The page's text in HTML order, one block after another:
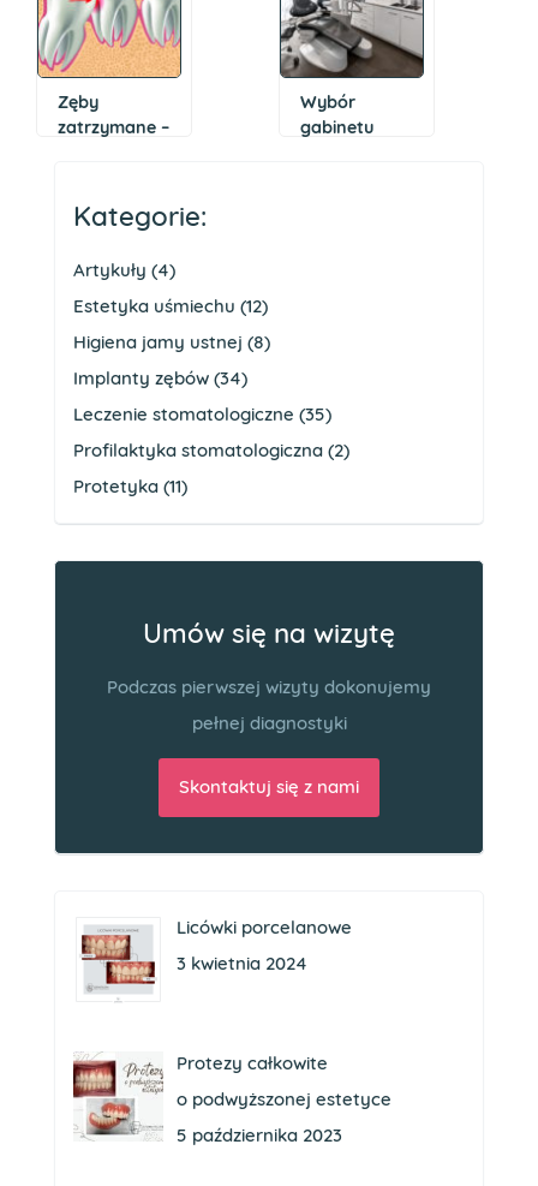
Zęby
zatrzymane –
przebiega ich
ekstrakcja?
Wybór
gabinetu
Kategorie:
Artykuły (4)
Estetyka uśmiechu (12)
Higiena jamy ustnej (8)
Implanty zębów (34)
Leczenie stomatologiczne (35)
Profilaktyka stomatologiczna (2)
Protetyka (11)
Umów się na wizytę
Podczas pierwszej wizyty dokonujemy
pełnej diagnostyki
Skontaktuj się z nami
Licówki porcelanowe
3 kwietnia 2024
Protezy całkowite
o podwyższonej estetyce
5 października 2023